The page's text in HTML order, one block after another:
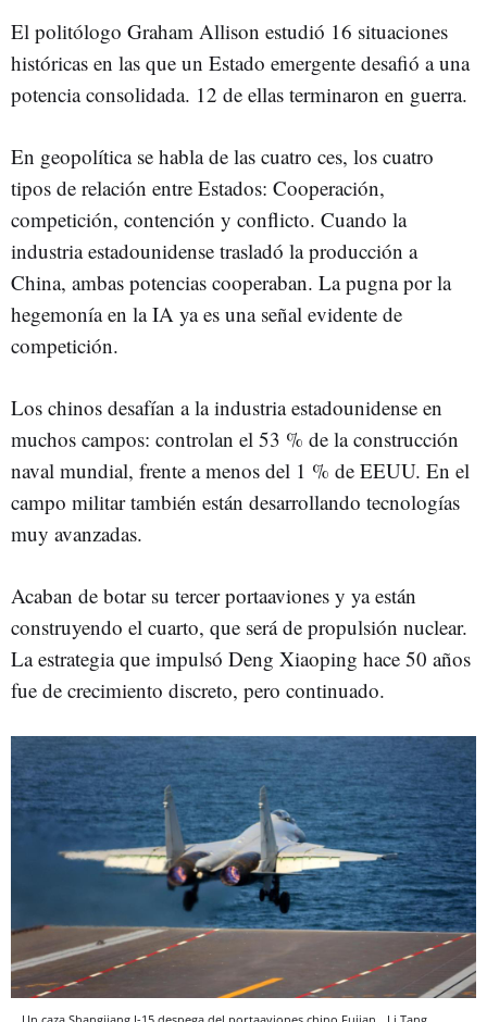
El politólogo Graham Allison estudió 16 situaciones
históricas en las que un Estado emergente desafió a una
potencia consolidada. 12 de ellas terminaron en guerra.
En geopolítica se habla de las cuatro ces, los cuatro
tipos de relación entre Estados: Cooperación,
competición, contención y conflicto. Cuando la
industria estadounidense trasladó la producción a
China, ambas potencias cooperaban. La pugna por la
hegemonía en la IA ya es una señal evidente de
competición.
Los chinos desafían a la industria estadounidense en
muchos campos: controlan el 53 % de la construcción
naval mundial, frente a menos del 1 % de EEUU. En el
campo militar también están desarrollando tecnologías
muy avanzadas.
Acaban de botar su tercer portaaviones y ya están
construyendo el cuarto, que será de propulsión nuclear.
La estrategia que impulsó Deng Xiaoping hace 50 años
fue de crecimiento discreto, pero continuado.